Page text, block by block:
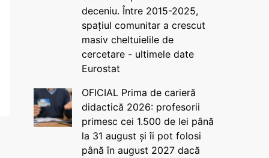
deceniu. Între 2015-2025,
spațiul comunitar a crescut
masiv cheltuielile de
cercetare - ultimele date
Eurostat
OFICIAL Prima de carieră
didactică 2026: profesorii
primesc cei 1.500 de lei până
la 31 august și îi pot folosi
până în august 2027 dacă